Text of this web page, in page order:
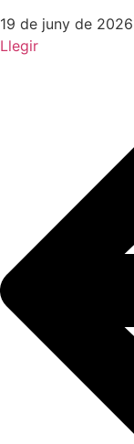
19 de juny de 2026
Llegir